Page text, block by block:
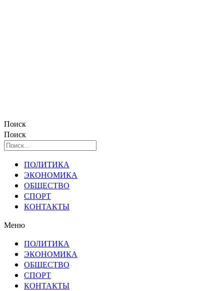
Поиск
Поиск
ПОЛИТИКА
ЭКОНОМИКА
ОБЩЕСТВО
СПОРТ
КОНТАКТЫ
Меню
ПОЛИТИКА
ЭКОНОМИКА
ОБЩЕСТВО
СПОРТ
КОНТАКТЫ